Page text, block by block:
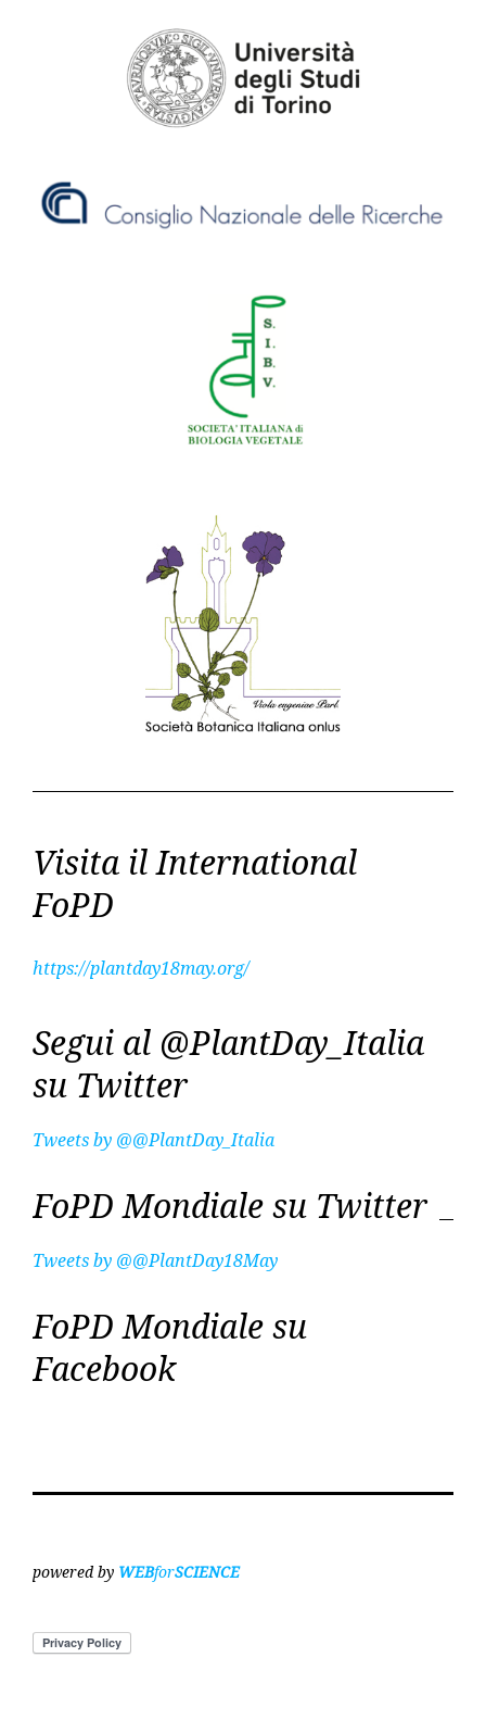
Visita il International
FoPD
https://plantday18may.org/
Segui al @PlantDay_Italia
su Twitter
Tweets by @@PlantDay_Italia
FoPD Mondiale su Twitter
Tweets by @@PlantDay18May
FoPD Mondiale su
Facebook
powered by WEBforSCIENCE